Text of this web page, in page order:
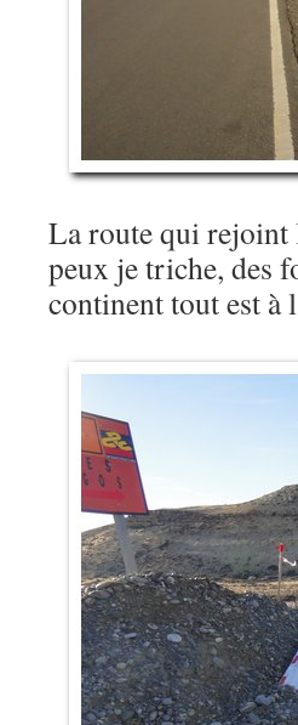
La route qui rejoint
peux je triche, des
continent tout est à